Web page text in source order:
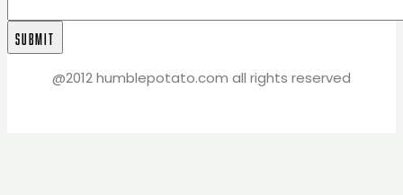
@2012 humblepotato.com all rights reserved